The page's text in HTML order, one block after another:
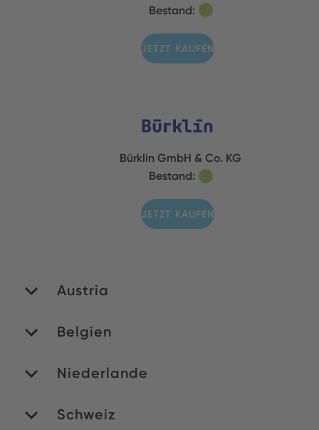
Bestand:
JETZT KAUFEN
Bürklin GmbH & Co. KG
Bestand:
JETZT KAUFEN
Austria
Handelges. mbH
Belgien
Niederlande
Schweiz